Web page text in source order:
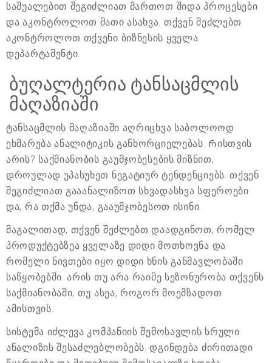
საშუალებით შეგიძლიათ მართოთ შიდა პროცესები
და აკონტროლოთ მათი ასახვა. თქვენ შეძლებთ
აკონტროლოთ თქვენი ბიზნესის ყველა
დეპარტამენტი.
ბუღალტერია ტანსაცმლის
მაღაზიაში
ტანსაცმლის მაღაზიაში აღრიცხვა საბოლოოდ
ეხმარება ანალიტიკის განხორციელებას. Რისთვის
არის? საქმიანობის გაუმჯობესების მიზნით,
დროულად უპასუხეთ ნეგატიურ ტენდენციებს. თქვენ
შეგიძლიათ გააანალიზოთ სხვადასხვა სფეროები
და, რა თქმა უნდა, გააუმჯობესოთ ისინი.
მაგალითად, თქვენ შეძლებთ დაადგინოთ, რომელ
პროდუქტებზეა ყველაზე დიდი მოთხოვნა და
რომელი ნივთები იყო დიდი ხნის განმავლობაში
საწყობებში. არის თუ არა რაიმე სეზონურობა თქვენს
საქმიანობაში, თუ ასეა, როგორ მოემზადოთ
ამისთვის.
სისტემა იძლევა კომპანიის შემოსავლის სრული
ანალიზის შესაძლებლობებს. დგინდება ძირითადი